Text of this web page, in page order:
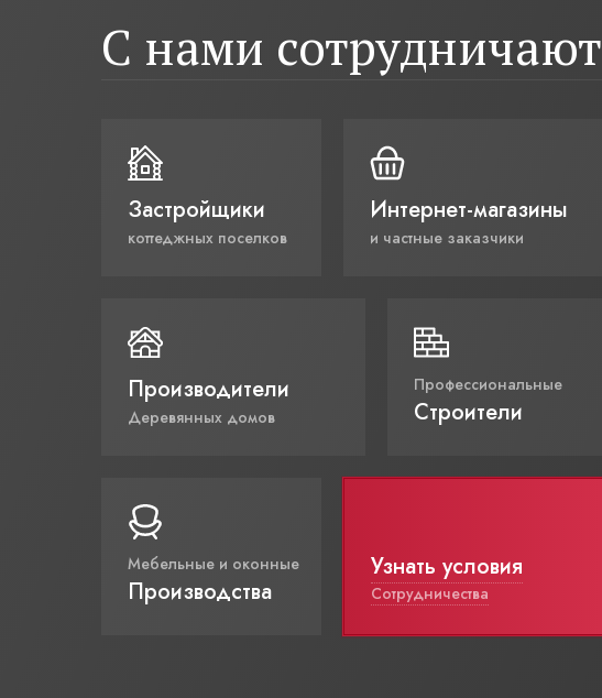
С нами сотрудничают
Застройщики
коттеджных поселков
Интернет-магазины
и частные заказчики
Производители
Деревянных домов
Профессиональные
Строители
Мебельные и оконные
Производства
Узнать условия
Сотрудничества